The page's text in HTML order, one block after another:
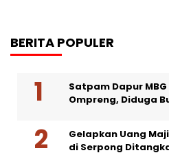
BERITA POPULER
Satpam Dapur
Ompreng, Diduga
Gelapkan Uang
di Serpong